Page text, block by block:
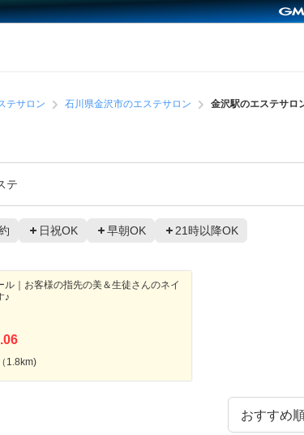
テサロン 石川県金沢市のエステサロン 金沢駅のエステサロ
テ
日祝OK 早朝OK 21時以降OK
ル｜お客様の指先の美＆生徒さんのネイ
♪
1.8km)